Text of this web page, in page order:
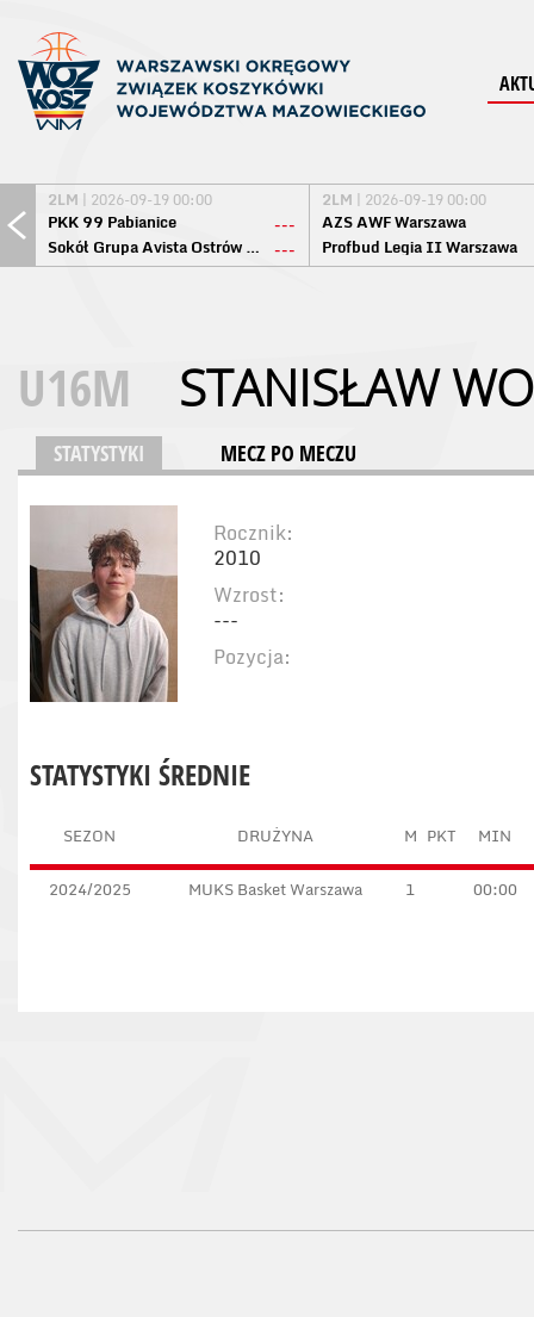
2LM | 2026-09-19 00:00
PKK 99 Pabianice
---
Sokół Grupa Avista Ostrów Maz. ---
2LM | 2026-09-19 00:00
AZS AWF Warszawa
Profbud Legia II Warszawa
U16M STANISŁAW
STATYSTYKI MECZ PO MECZU
Rocznik:
2010
Wzrost:
---
Pozycja:
STATYSTYKI ŚREDNIE
SEZON DRUŻYNA M PKT MIN
2024/2025 MUKS Basket Warszawa 1 00:00